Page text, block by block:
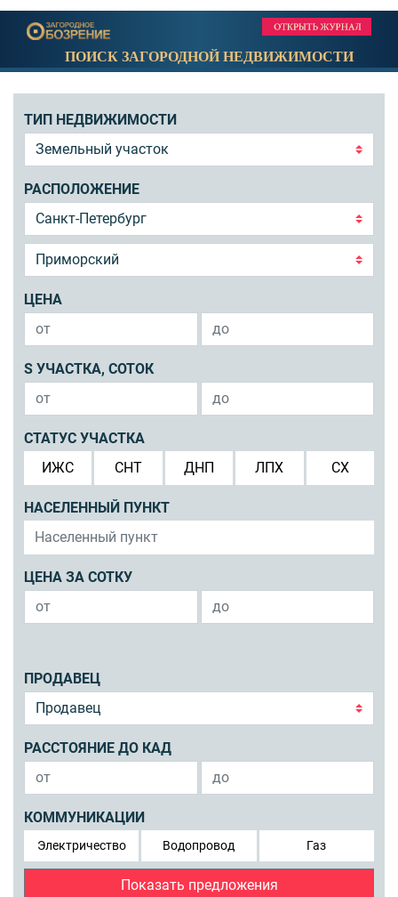
ПОИСК ЗАГОРОДНОЙ НЕДВИЖИМОСТИ
ТИП НЕДВИЖИМОСТИ
РАСПОЛОЖЕНИЕ
ЦЕНА
S УЧАСТКА, СОТОК
СТАТУС УЧАСТКА
ИЖС
СНТ ДНП ЛПХ СХ
НАСЕЛЕННЫЙ ПУНКТ
ЦЕНА ЗА СОТКУ
ПРОДАВЕЦ
РАССТОЯНИЕ ДО КАД
КОММУНИКАЦИИ
Электричество Водопровод Газ
Показать предложения